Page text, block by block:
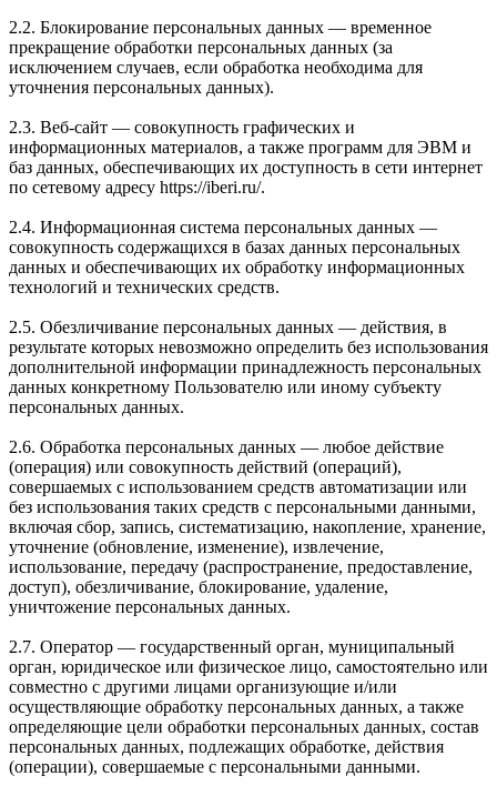
2.2. Блокирование персональных данных — временное
прекращение обработки персональных данных (за
исключением случаев, если обработка необходима для
уточнения персональных данных).
2.3. Веб-сайт — совокупность графических и
информационных материалов, а также программ для ЭВМ и
баз данных, обеспечивающих их доступность в сети интернет
по сетевому адресу https://iberi.ru/.
2.4. Информационная система персональных данных —
совокупность содержащихся в базах данных персональных
данных и обеспечивающих их обработку информационных
технологий и технических средств.
2.5. Обезличивание персональных данных — действия, в
результате которых невозможно определить без использования
дополнительной информации принадлежность персональных
данных конкретному Пользователю или иному субъекту
персональных данных.
2.6. Обработка персональных данных — любое действие
(операция) или совокупность действий (операций),
совершаемых с использованием средств автоматизации или
без использования таких средств с персональными данными,
включая сбор, запись, систематизацию, накопление, хранение,
уточнение (обновление, изменение), извлечение,
использование, передачу (распространение, предоставление,
доступ), обезличивание, блокирование, удаление,
уничтожение персональных данных.
2.7. Оператор — государственный орган, муниципальный
орган, юридическое или физическое лицо, самостоятельно или
совместно с другими лицами организующие и/или
осуществляющие обработку персональных данных, а также
определяющие цели обработки персональных данных, состав
персональных данных, подлежащих обработке, действия
(операции), совершаемые с персональными данными.